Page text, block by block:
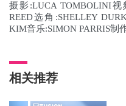
摄影:LUCA TOMBOLINI视
REED选角:SHELLEY
KIM音乐:SIMON PARRIS制
相关推荐